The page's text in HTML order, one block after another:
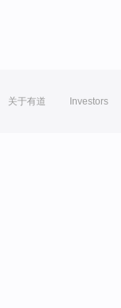
关于有道 Investors